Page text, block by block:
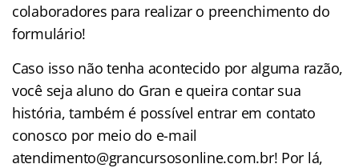
colaboradores para realizar o preenchimento do
formulário!
Caso isso não tenha acontecido por alguma razão,
você seja aluno do Gran e queira contar sua
história, também é possível entrar em contato
conosco por meio do e-mail
atendimento@grancursosonline.com.br! Por lá,